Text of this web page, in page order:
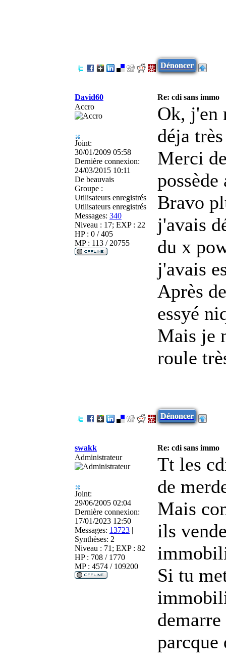
Dénoncer
David60
Re: cdi sans immo
Accro
Joint:
30/01/2009 05:58
Dernière connexion:
24/03/2015 10:11
De beauvais
Groupe :
Utilisateurs enregistrés
Utilisateurs enregistrés
Messages: 340
Niveau : 17; EXP : 22
HP : 0 / 405
MP : 113 / 20755
Ok, j'en
déja
Merci
Bravo
j'avais
du x
j'avais
Après
essyé
Mais je
roule
Dénoncer
swakk
Re: cdi sans immo
Administrateur
Joint:
29/06/2005 02:04
Dernière connexion:
17/01/2023 12:50
Messages: 13723 |
Synthèses: 2
Niveau : 71; EXP : 82
HP : 708 / 1770
MP : 4574 / 109200
Tt les
de
Mais
ils
Si tu
parcque